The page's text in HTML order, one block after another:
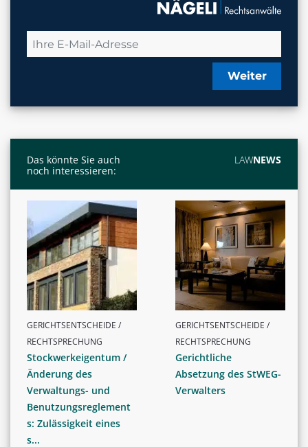
Weiter
Das könnte Sie auch
noch interessieren:
LAWNEWS
GERICHTSENTSCHEIDE /
RECHTSPRECHUNG
Stockwerkeigentum /
Änderung des
Verwaltungs- und
Benutzungsreglement
s: Zulässigkeit eines
s...
GERICHTSENTSCHEIDE /
RECHTSPRECHUNG
Gerichtliche
Absetzung des StWEG-
Verwalters